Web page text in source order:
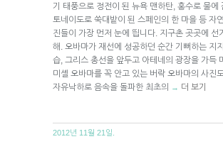
기 태풍으로 정전이 된 뉴욕 맨하탄, 홍수로 물에
토네이도로 쑥대밭이 된 스페인의 한 마을 등 자
진들이 가장 먼저 눈에 띕니다. 지구촌 곳곳에 선
해. 오바마가 재선에 성공하던 순간 기뻐하는 지
습, 그리스 총선을 앞두고 아테네의 광장을 가득
미셸 오바마를 꼭 안고 있는 버락 오바마의 사진
자유낙하로 음속을 돌파한 최초의
→ 더 보기
2012년 11월 21일.